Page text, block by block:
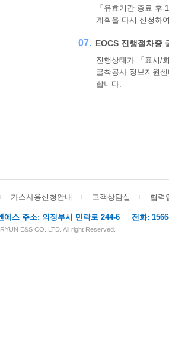
「유효기간 종료 후
계획을 다시 신청하
07. EOCS 진행절차중
진행상태가 「표시/
굴착공사 정보지원
합니다.
가스사용신청안내 고객상담실 협력
에스 주소: 의정부시 민락로 244-6 전화:
E&S CO.,LTD. All right Reserved.